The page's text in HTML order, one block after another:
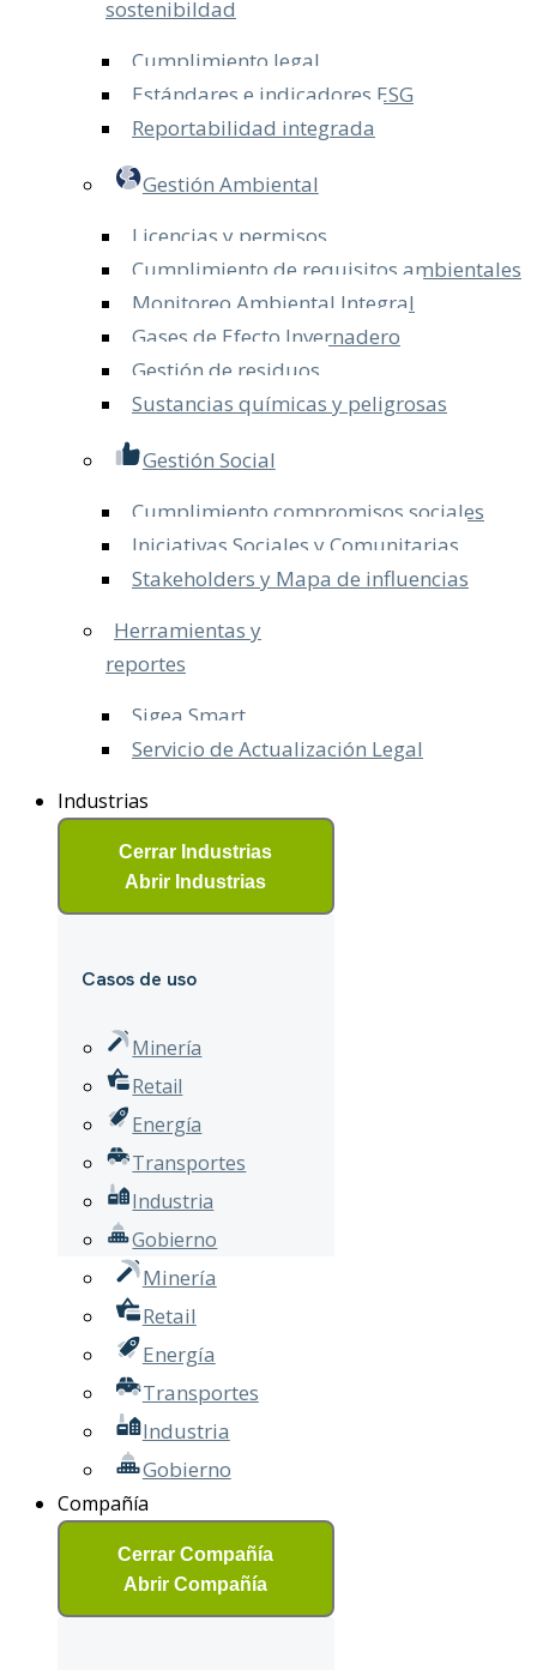
sostenibildad
Cumplimiento legal
Estándares e indicadores ESG
Reportabilidad integrada
Gestión Ambiental
Licencias y permisos
Cumplimiento de requisitos ambientales
Monitoreo Ambiental Integral
Gases de Efecto Invernadero
Gestión de residuos
Sustancias químicas y peligrosas
Gestión Social
Cumplimiento compromisos sociales
Iniciativas Sociales y Comunitarias
Stakeholders y Mapa de influencias
Herramientas y
reportes
Sigea Smart
Servicio de Actualización Legal​
Industrias
Cerrar Industrias
Abrir Industrias
Casos de uso
Minería
Retail
Energía
Transportes
Industria
Gobierno
Minería
Retail
Energía
Transportes
Industria
Gobierno
Compañía
Cerrar Compañía
Abrir Compañía